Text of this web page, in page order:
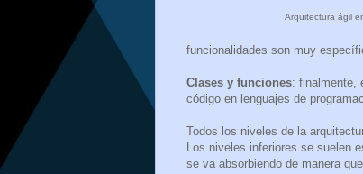
Arquitectura ágil
funcionalidades son muy
Clases y funciones: finalmente,
código en lenguajes de
Todos los niveles de la
Los niveles inferiores se suelen
se va absorbiendo de manera